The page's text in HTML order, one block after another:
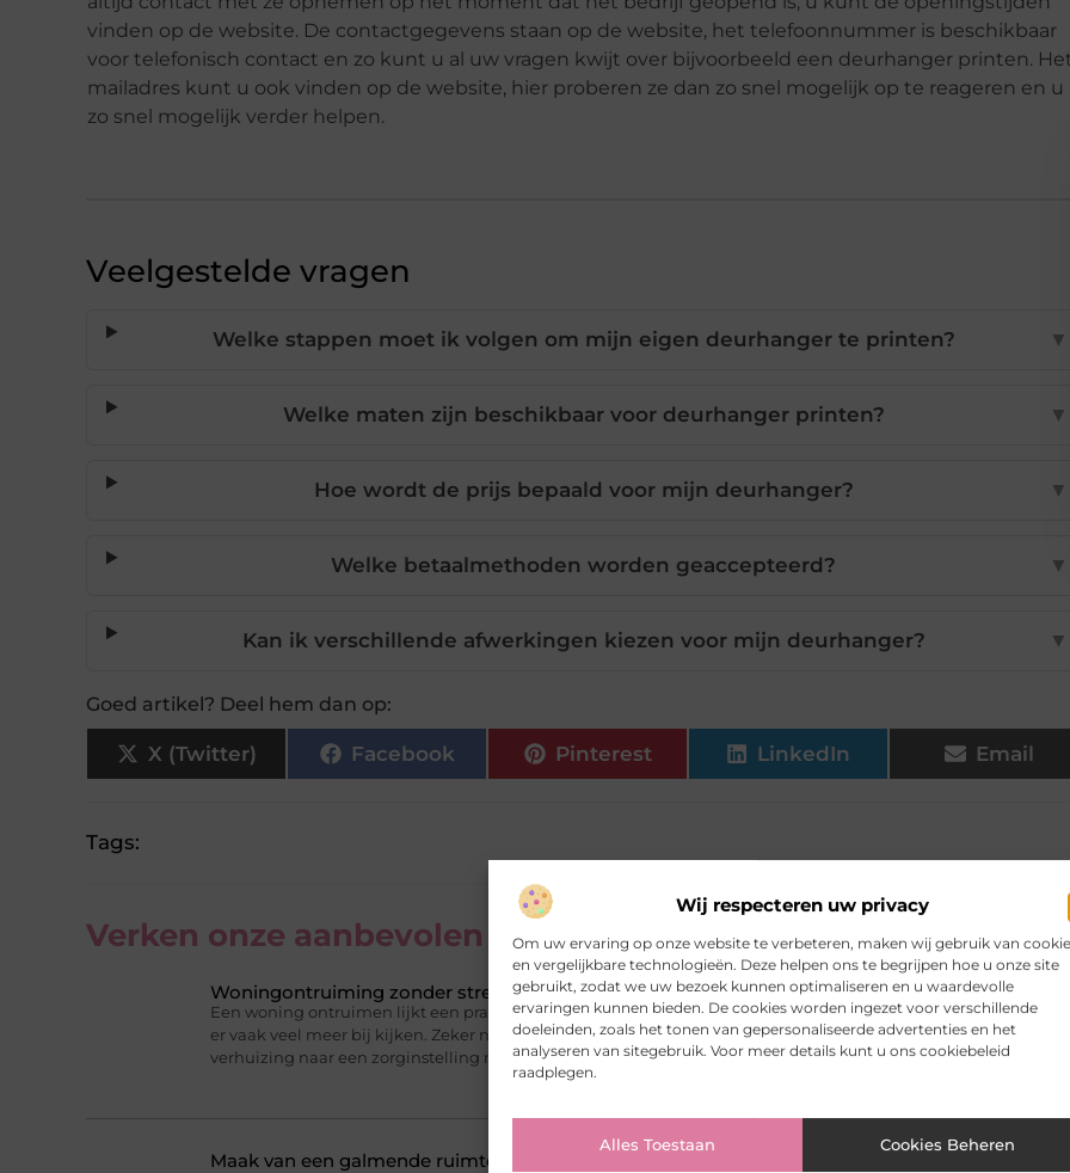
Wij respecteren uw privacy
Om uw ervaring op onze website te verbeteren, maken wij gebruik van
en vergelijkbare technologieën. Deze helpen ons te begrijpen hoe u onze site
gebruikt, zodat we uw bezoek kunnen optimaliseren en u waardevolle
ervaringen kunnen bieden. De cookies worden ingezet voor verschillende
doeleinden, zoals het tonen van gepersonaliseerde advertenties en het
analyseren van sitegebruik. Voor meer details kunt u ons cookiebeleid
raadplegen.
Alles Toestaan Cookies Beheren
vinden op de website. De contactgegevens staan op de website, het telefoonnummer is beschikbaar
voor telefonisch contact en zo kunt u al uw vragen kwijt over bijvoorbeeld een deurhanger printen.
mailadres kunt u ook vinden op de website, hier proberen ze dan zo snel mogelijk op te reageren en u
zo snel mogelijk verder helpen.
Veelgestelde vragen
Welke stappen moet ik volgen om mijn eigen deurhanger te printen? ▼
Welke maten zijn beschikbaar voor deurhanger printen? ▼
Hoe wordt de prijs bepaald voor mijn deurhanger? ▼
Welke betaalmethoden worden geaccepteerd? ▼
Kan ik verschillende afwerkingen kiezen voor mijn deurhanger? ▼
Goed artikel? Deel hem dan op:
X (Twitter) Facebook Pinterest LinkedIn Email
Tags:
Verken onze aanbevolen artikelen voor jou.
Woningontruiming zonder stress als er al genoeg speelt
Een woning ontruimen lijkt een praktische klus, maar in de werkelijkheid komt
er vaak veel meer bij kijken. Zeker na een overlijden, een scheiding of een
verhuizing naar een zorginstelling moet er in korte tijd
Maak van een galmende ruimte weer een fijne plek